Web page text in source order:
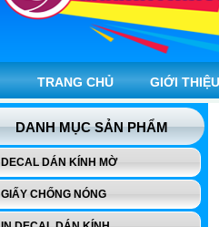
TRANG CHỦ GIỚI THIỆU
DANH MỤC SẢN PHẨM
DECAL DÁN KÍNH MỜ
GIẤY CHỐNG NÓNG